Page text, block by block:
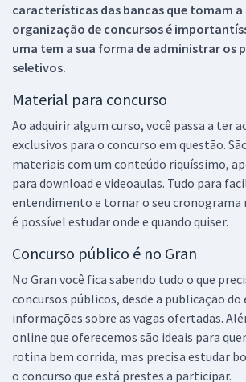
características das bancas que tomam
organização de concursos é
uma tem a sua forma de administrar os
seletivos.
Material para concurso
Ao adquirir algum curso, você passa a ter
exclusivos para o concurso em questão.
materiais com um conteúdo riquíssimo,
para download e videoaulas. Tudo para
entendimento e tornar o seu cronograma
é possível estudar onde e quando quiser.
Concurso público é no Gran
No Gran você fica sabendo tudo o que
concursos públicos, desde a publicação
informações sobre as vagas ofertadas.
online que oferecemos são ideais para
rotina bem corrida, mas precisa estudar
o concurso que está prestes a participar.